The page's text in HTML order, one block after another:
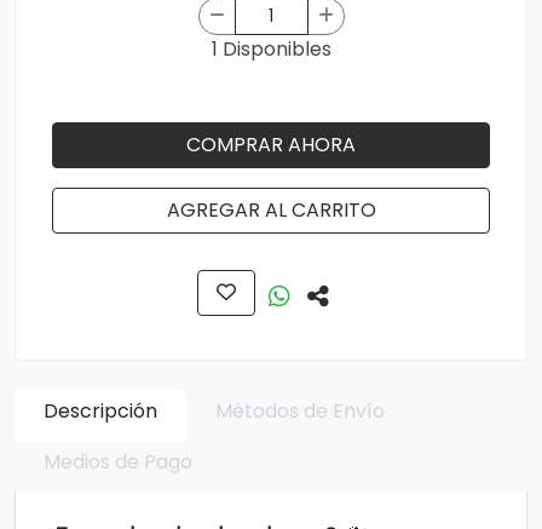
1 Disponibles
COMPRAR AHORA
AGREGAR AL CARRITO
Descripción
Métodos de Envío
Medios de Pago